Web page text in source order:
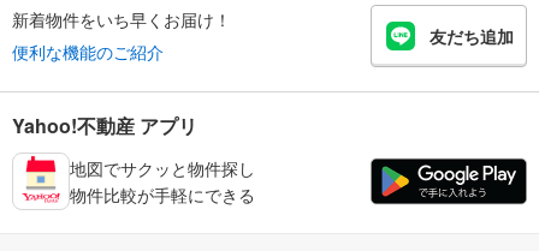
新着物件をいち早くお届け！
便利な機能のご紹介
友だち追加
Yahoo!不動産 アプリ
地図でサクッと物件探し
物件比較が手軽にできる